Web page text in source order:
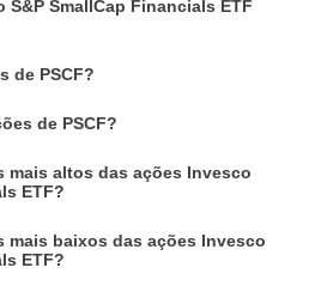
S&P SmallCap Financials ETF
de PSCF?
de PSCF?
mais altos das ações Invesco
ETF?
mais baixos das ações Invesco
ETF?